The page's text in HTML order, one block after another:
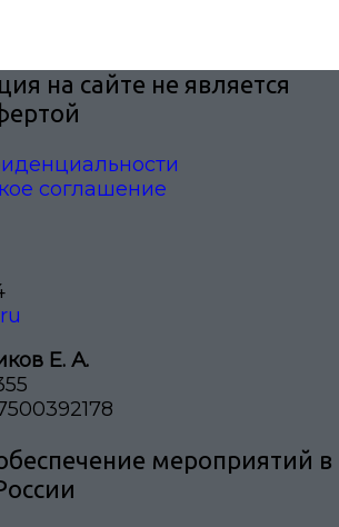
на сайте не является
соглашение
Е. А.
мероприятий в